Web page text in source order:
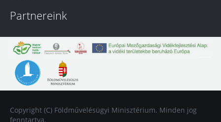
Partnereink
Copyright (C) Földművelésügyi Minisztérium. Minden jog
fenntartva.